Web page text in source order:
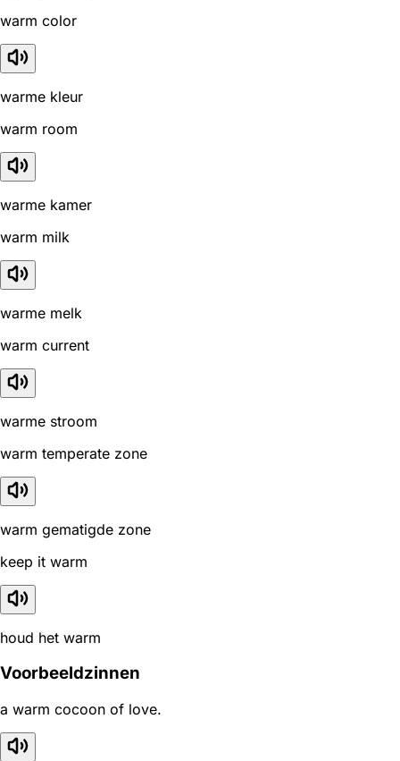
warm color
warme kleur
warm room
warme kamer
warm milk
warme melk
warm current
warme stroom
warm temperate zone
warm gematigde zone
keep it warm
houd het warm
Voorbeeldzinnen
a warm cocoon of love.